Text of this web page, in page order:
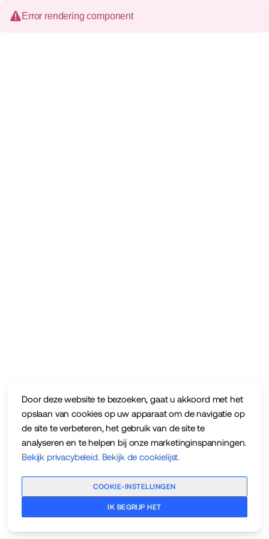
Door deze website te bezoeken, gaat u akkoord met het
opslaan van cookies op uw apparaat om de navigatie op
de site te verbeteren, het gebruik van de site te
analyseren en te helpen bij onze marketinginspanningen.
Bekijk privacybeleid. Bekijk de cookielijst.
COOKIE-INSTELLINGEN
IK BEGRIJP HET
Error rendering component